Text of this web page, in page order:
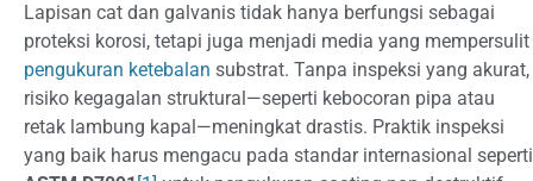
Lapisan cat dan galvanis tidak hanya berfungsi sebagai
proteksi korosi, tetapi juga menjadi media yang mempersulit
pengukuran ketebalan substrat. Tanpa inspeksi yang akurat,
risiko kegagalan struktural—seperti kebocoran pipa atau
retak lambung kapal—meningkat drastis. Praktik inspeksi
yang baik harus mengacu pada standar internasional seperti